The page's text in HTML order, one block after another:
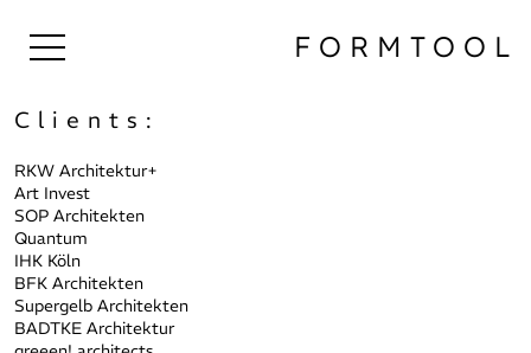
FORM TOOL
Clients:
RKW Architektur+
Art Invest
SOP Architekten
Quantum
IHK Köln
BFK Architekten
Supergelb Architekten
BADTKE Architektur